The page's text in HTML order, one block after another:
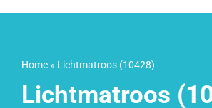
Home» Lichtmatroos (10428)
Lichtmatroos